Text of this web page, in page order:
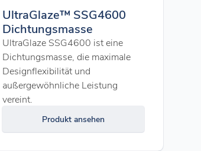
UltraGlaze™ SSG4600
Dichtungsmasse
UltraGlaze SSG4600 ist eine
Dichtungsmasse, die maximale
Designflexibilität und
außergewöhnliche Leistung
vereint.
Produkt ansehen